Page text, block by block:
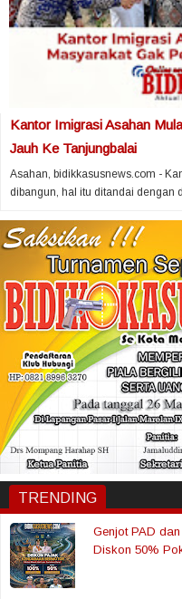
Kantor Imigrasi Asahan
Jauh Ke Tanjungbalai
Asahan, bidikkasusnews.com -
dibangun, hal itu ditandai dengan
TRENDING
Genjot PAD
Diskon 50%